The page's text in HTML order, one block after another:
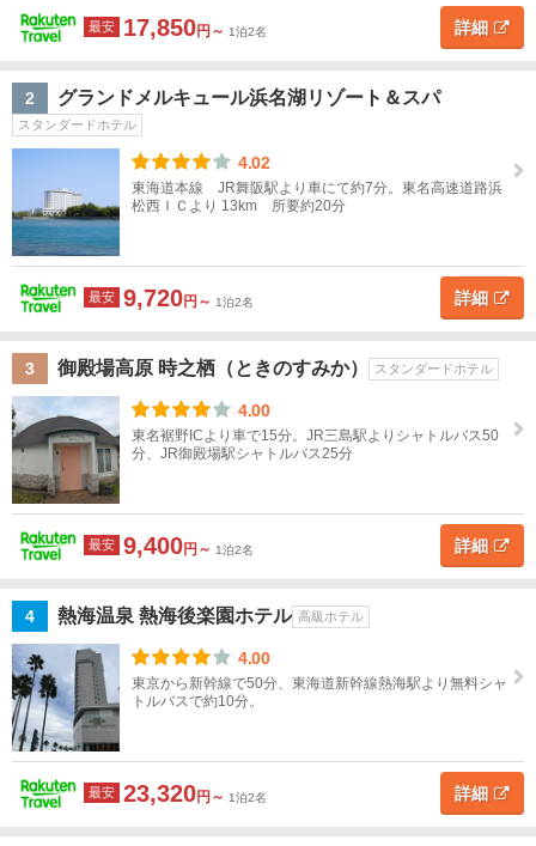
岡・
清
焼
津・
藤枝
御殿
場・
三
島・
沼津
熱
海・
伊豆
多
賀・
網代
伊
東・
戸・
伊豆
高原
東伊
豆
（熱
川・
稲
最安 17,850円～ 1泊2名 詳細
2 グランドメルキュール浜名湖リゾート＆スパ
スタンダードホテル
4.02
東海道本線 JR舞阪駅より車にて約7分。東名高速道路浜
松西ＩＣより 13km 所要約20分
最安 9,720円～ 1泊2名 詳細
3 御殿場高原 時之栖（ときのすみか） スタンダードホテル
4.00
東名裾野ICより車で15分。JR三島駅よりシャトルバス50
分、JR御殿場駅シャトルバス25分
最安 9,400円～ 1泊2名 詳細
4 熱海温泉 熱海後楽園ホテル 高級ホテル
4.00
東京から新幹線で50分、東海道新幹線熱海駅より無料シャ
トルバスで約10分。
最安 23,320円～ 1泊2名 詳細